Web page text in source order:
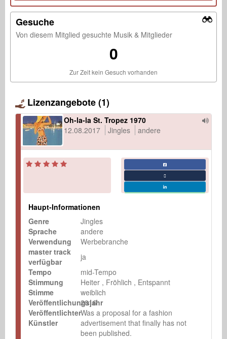
Gesuche
Von diesem Mitglied gesuchte Musik & Mitglieder
0
Zur Zeit kein Gesuch vorhanden
Lizenzangebote (1)
Oh-la-la St. Tropez 1970
12.08.2017
Jingles andere
Haupt-Informationen
Genre
Jingles
Sprache
andere
Verwendung
Werbebranche
master track
verfügbar
ja
Tempo
mid-Tempo
Stimmung
Heiter Fröhlich
Entspannt
Stimme
weiblich
Veröffentlichungsjahr
2016
Veröffentlichter
Künstler
Was a proposal for a fashion
advertisement that finally has not
been published.